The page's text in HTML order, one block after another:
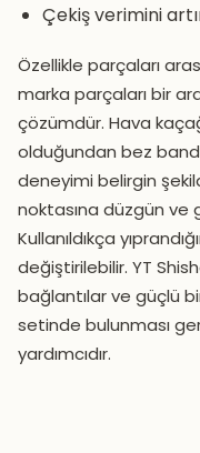
Çekiş verimini
Özellikle parçaları
marka parçaları bir
çözümdür. Hava
olduğundan bez bandı
deneyimi belirgin
noktasına düzgün ve
Kullanıldıkça
değiştirilebilir. YT
bağlantılar ve güçlü
setinde bulunması
yardımcıdır.